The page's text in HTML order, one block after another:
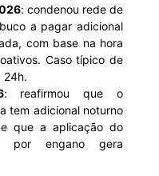
: condenou rede de
a pagar adicional
com base na hora
Caso típico de
24h.
: reafirmou que o
tem adicional noturno
que a aplicação do
por engano gera